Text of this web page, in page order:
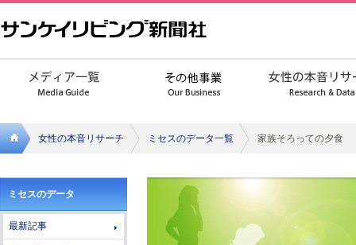
イリビ
ング新
女性の本音リサーチ ミセスのデータ一覧 家族そろっての夕食
ミセスのデータ
最新記事